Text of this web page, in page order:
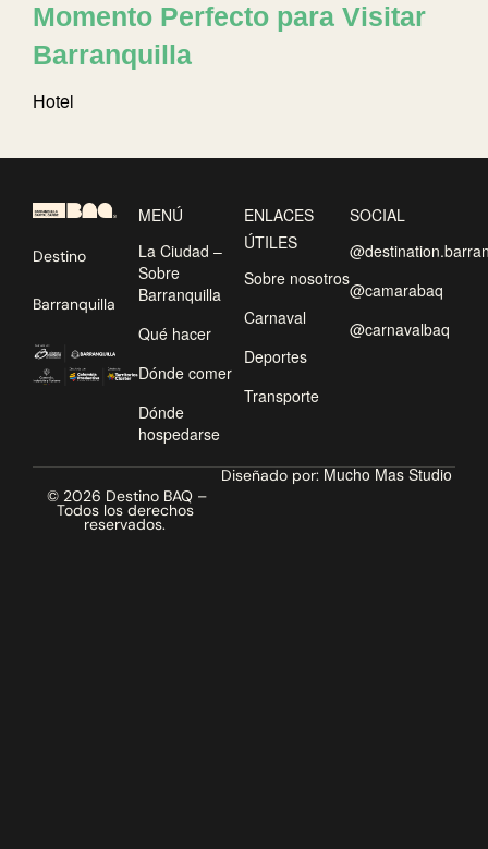
Momento Perfecto para Visitar
Barranquilla
Hotel
Destino
Barranquilla
MENÚ
La Ciudad –
Sobre
Barranquilla
Qué hacer
Dónde comer
Dónde
hospedarse
ENLACES
ÚTILES
Sobre nosotros
Carnaval
Deportes
Transporte
SOCIAL
@camarabaq
@carnavalbaq
© 2026 Destino BAQ –
Todos los derechos
reservados.
Diseñado por: Mucho Mas Studio